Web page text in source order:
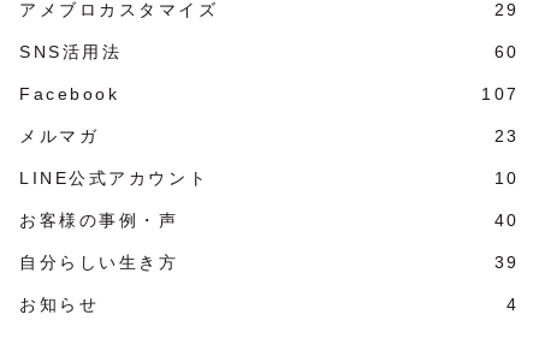
アメブロカスタマイズ 29
SNS活用法 60
Facebook 107
メルマガ 23
LINE公式アカウント 10
お客様の事例・声 40
自分らしい生き方 39
お知らせ 4